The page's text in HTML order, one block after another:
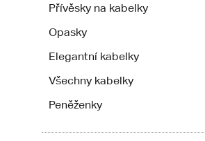
Přívěsky na kabelky
Opasky
Elegantní kabelky
Všechny kabelky
Peněženky